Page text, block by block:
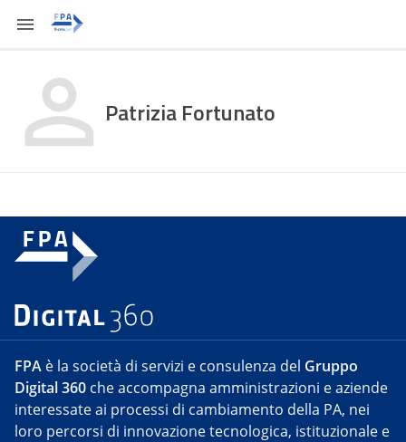
Patrizia Fortunato
FPA è la società di servizi e consulenza del Gruppo
Digital 360 che accompagna amministrazioni e aziende
interessate ai processi di cambiamento della PA, nei
loro percorsi di innovazione tecnologica, istituzionale e